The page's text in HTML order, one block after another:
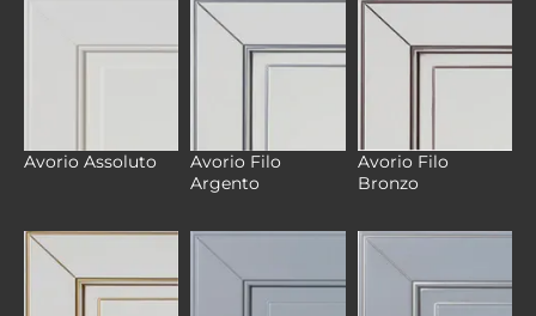
Avorio Assoluto
Avorio Filo
Argento
Avorio Filo
Bronzo